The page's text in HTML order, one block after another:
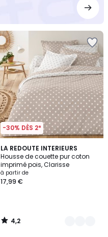
-30% DÈS 2*
LA REDOUTE INTERIEURS
Housse de couette pur coton
imprimé pois, Clarisse
à partir de
17,99 €
4,2
/ 5
5
Couleurs
4,2
/